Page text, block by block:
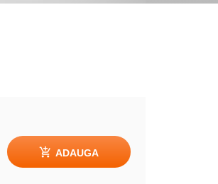
ADAUGA